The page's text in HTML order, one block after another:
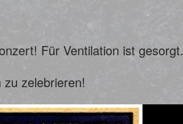
Für Ventilation ist gesorgt.
zelebrieren!